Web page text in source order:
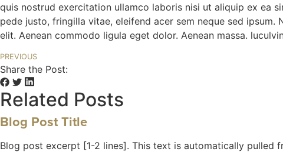
quis nostrud exercitation ullamco laboris nisi ut aliquip ex ea
pede justo, fringilla vitae, eleifend acer sem neque sed
elit. Aenean commodo ligula eget dolor. Aenean massa.
PREVIOUS
Share the Post:
Related Posts
Blog Post Title
Blog post excerpt [1-2 lines]. This text is automatically pulled